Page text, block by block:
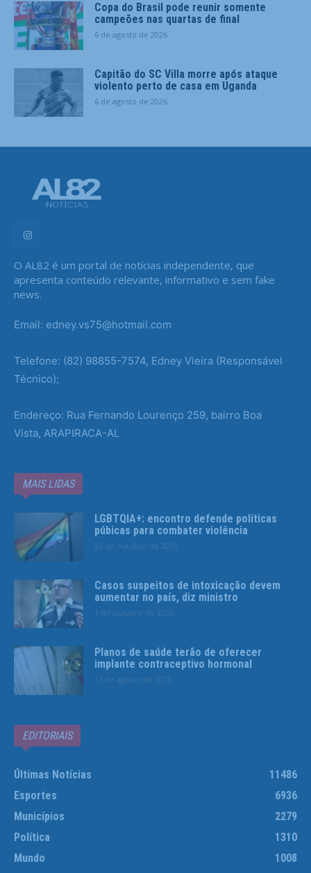
Copa do Brasil pode reunir somente
campeões nas quartas de final
6 de agosto de 2026
Capitão do SC Villa morre após ataque
violento perto de casa em Uganda
6 de agosto de 2026
O AL82 é um portal de notícias independente, que
apresenta conteúdo relevante, informativo e sem fake
news.
Email: edney.vs75@hotmail.com
Telefone: (82) 98855-7574, Edney Vieira (Responsável
Técnico);
Endereço: Rua Fernando Lourenço 259, bairro Boa
Vista, ARAPIRACA-AL
MAIS LIDAS
LGBTQIA+: encontro defende políticas
púbicas para combater violência
22 de outubro de 2025
Casos suspeitos de intoxicação devem
aumentar no país, diz ministro
1 de outubro de 2025
Planos de saúde terão de oferecer
implante contraceptivo hormonal
13 de agosto de 2025
EDITORIAIS
Últimas Notícias
11486
Esportes
6936
Municípios
2279
Política
1310
Mundo
1008